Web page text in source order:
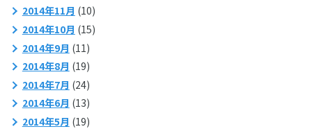
2014年11月 (10)
2014年10月 (15)
2014年9月 (11)
2014年8月 (19)
2014年7月 (24)
2014年6月 (13)
2014年5月 (19)